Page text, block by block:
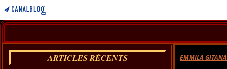
ARTICLES RÉCENTS EMMILA GITANA